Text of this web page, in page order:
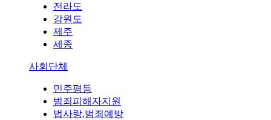
전라도
강원도
제주
세종
사회단체
민주평등
범죄피해자지원
법사랑,범죄예방